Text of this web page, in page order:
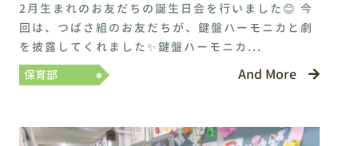
2月生まれのお友だちの誕生日会を行いました😊 今
回は、つばさ組のお友だちが、鍵盤ハーモニカと劇
を披露してくれました✨鍵盤ハーモニカ...
保育部
And More